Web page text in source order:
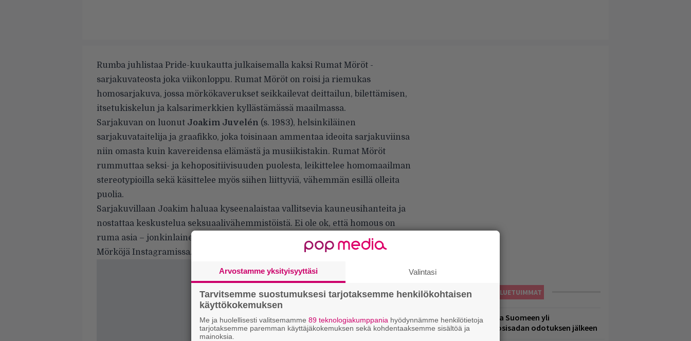
Rumba juhlistaa Pride-kuukautta julkaisemalla kaksi Rumat Möröt -
sarjakuvateosta joka viikonloppu. Rumat Möröt on roisi ja riemukas
homosarjakuva, jossa mörkökaverukset seikkailevat deittailun, bilettämisen,
itsetukiskelun ja kalsarimerkkien kyllästämässä maailmassa.
Sarjakuvan on luonut Joakim Juvelén (s. 1983), helsinkiläinen
sarjakuvataitelija ja graafikko, joka toisinaan ammentaa ideoita sarjakuviinsa
niin omasta kuin kavereidensa elämästä ja musiikistakin. Rumat Möröt
rummuttaa seksi- ja kehopositiivisuuden puolesta, leikittelee homomaailman
stereotypioilla sekä käsittelee myös siihen liittyviä, vähemmän esillä olleita
puolia.
Sarjakuvillaan Joakim haluaa kyseenalaistaa vallitsevia kauneusihanteita ja
nostattaa keskustelua seksuaalivähemmistöistä. Ei ole ok, että homous on
ruma asia – jonkinlainen mörkö – vielä nykypäivänäkin. Seuraa
Rumia
Mörköjä Instagramissa.
LUETUIMMAT
Weezer palaa Suomeen yli
neljännesvuosisadan odotuksen jälkeen
Arvostamme yksityisyyttäsi Valintasi
Tarvitsemme suostumuksesi tarjotaksemme henkilökohtaisen
käyttökokemuksen
Me ja huolellisesti valitsemamme 89 teknologiakumppania hyödynnämme henkilötietoja
tarjotaksemme paremman käyttäjäkokemuksen sekä kohdentaaksemme sisältöä ja
mainoksia.